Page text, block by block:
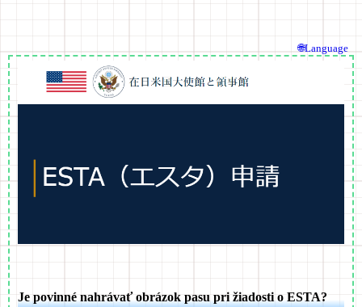
Je povinné nahrávať obrázok pasu pri žiadosti o ESTA?
🌐Language